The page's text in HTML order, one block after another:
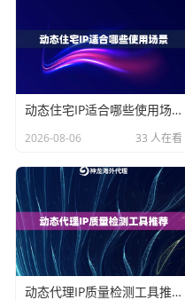
IP资源规模
使用成本 按需调
神龙海外代理IP采用分布
动态IP代理的实战应
在电商运营领域，某跨境
商品信息采集效率提升3
动态住宅IP适合哪些使用场景
2026-08-06 33 人在看
动态代理IP质量检测工具推荐